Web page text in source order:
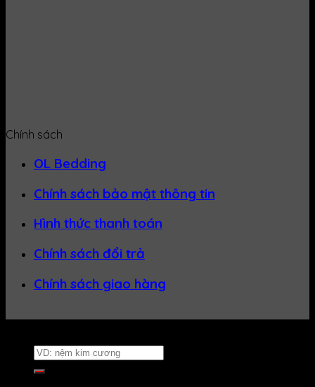
Chính sách
OL Bedding
Chính sách bảo mật thông tin
Hình thức thanh toán
Chính sách đổi trả
Chính sách giao hàng
Tìm
kiếm: